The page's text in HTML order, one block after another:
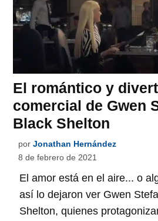
El romántico y
comercial de Gwen
Black Shelton
por Jonathan Hernández
8 de febrero de 2021
El amor está en el aire... o
así lo dejaron ver Gwen
Shelton, quienes